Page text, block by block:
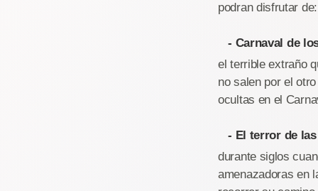
podran disfrutar de:
- Carnaval de
el terrible extraño
no salen por el
ocultas en el
- El terror de
durante siglos
amenazadoras en